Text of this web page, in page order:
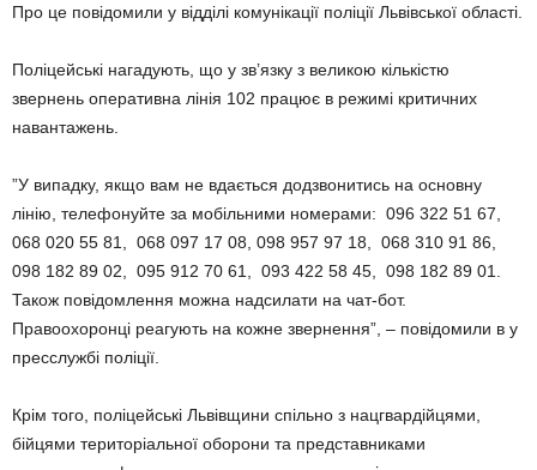
Про це повідомили у відділі комунікації поліції Львівської області.
Поліцейські нагадують, що у зв’язку з великою кількістю
звернень оперативна лінія 102 працює в режимі критичних
навантажень.
”У випадку, якщо вам не вдається додзвонитись на основну
лінію, телефонуйте за мобільними номерами: 096 322 51 67,
068 020 55 81, 068 097 17 08, 098 957 97 18, 068 310 91 86,
098 182 89 02, 095 912 70 61, 093 422 58 45, 098 182 89 01.
Також повідомлення можна надсилати на чат-бот.
Правоохоронці реагують на кожне звернення”, – повідомили в у
пресслужбі поліції.
Крім того, поліцейські Львівщини спільно з нацгвардійцями,
бійцями територіальної оборони та представниками